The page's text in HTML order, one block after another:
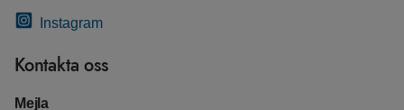
Instagram
Kontakta oss
Mejla